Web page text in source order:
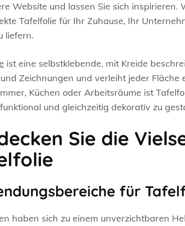
Website und lassen Sie sich
Tafelfolie für Ihr Zuhause, Ihr
liefern.
ist eine selbstklebende, mit Kreide
Zeichnungen und verleiht jeder Fläche
Küchen oder Arbeitsräume ist
und gleichzeitig dekorativ zu
Sie die
für
haben sich zu einem unverzichtbaren